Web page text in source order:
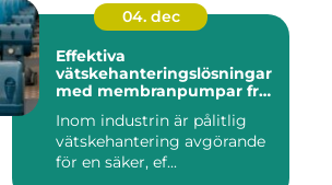
04. dec
Effektiva
vätskehanteringslösningar
med membranpumpar från
Inom industrin är pålitlig
vätskehantering avgörande
för en säker, ef...